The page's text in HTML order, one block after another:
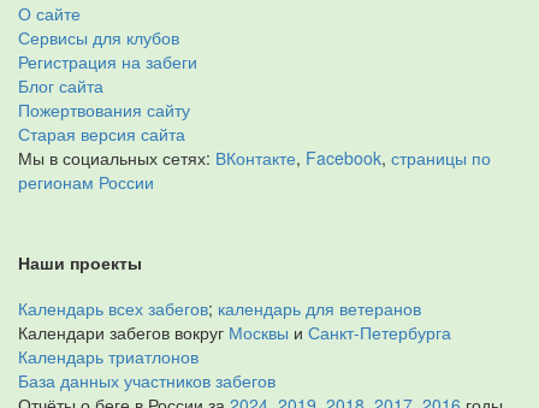
О сайте
Сервисы для клубов
Регистрация на забеги
Блог сайта
Пожертвования сайту
Старая версия сайта
Мы в социальных сетях: ВКонтакте, Facebook, страницы по
регионам России
Наши проекты
Календарь всех забегов; календарь для ветеранов
Календари забегов вокруг Москвы и Санкт-Петербурга
Календарь триатлонов
База данных участников забегов